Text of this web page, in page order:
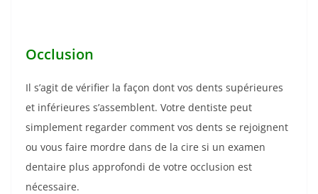
Occlusion
Il s’agit de vérifier la façon dont vos dents supérieures
et inférieures s’assemblent. Votre dentiste peut
simplement regarder comment vos dents se rejoignent
ou vous faire mordre dans de la cire si un examen
dentaire plus approfondi de votre occlusion est
nécessaire.